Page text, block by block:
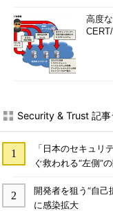
高度
Security & Trust 記事
「日本のセキュ
ぐ救われる“左側”
開発者を狙う“自
に感染拡大